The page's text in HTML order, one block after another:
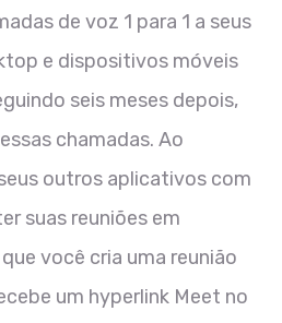
de voz 1 para 1 a seus
e dispositivos móveis
seis meses depois,
chamadas. Ao
outros aplicativos com
suas reuniões em
você cria uma reunião
um hyperlink Meet no